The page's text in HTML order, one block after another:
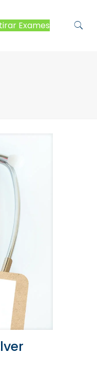
Exames